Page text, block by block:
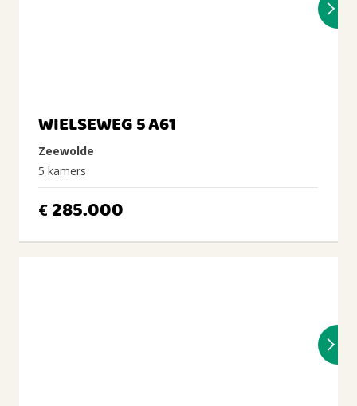
WIELSEWEG 5 A61
Zeewolde
5 kamers
€285.000